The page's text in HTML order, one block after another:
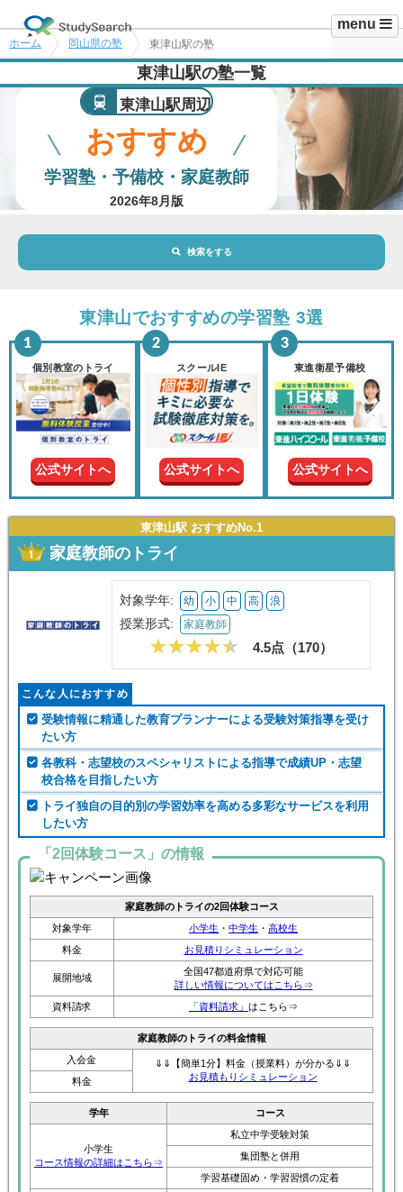
menu
ホーム 岡山県の塾 東津山駅の塾
東津山駅の塾一覧
東津山駅周辺
おすすめ
学習塾・予備校・家庭教師
2026年8月版
検索をする
地域・駅 東津山駅
選択されていません
市区町村 選択されていません 変更
現在の
学年
授業形
式
この条件で絞り込む
東津山でおすすめの学習塾 3選
個別教室のトライ
公式サイトへ
スクールIE
公式サイトへ
東進衛星予備校
公式サイトへ
東津山駅 おすすめNo.1
家庭教師のトライ
対象学年: 幼 小 中 高 浪
授業形式: 家庭教師
4.5点（170）
こんな人におすすめ
受験情報に精通した教育プランナーによる受験対策指導を受け
たい方
各教科・志望校のスペシャリストによる指導で成績UP・志望
校合格を目指したい方
トライ独自の目的別の学習効率を高める多彩なサービスを利用
したい方
「2回体験コース」の情報
家庭教師のトライの2回体験コース
対象学年
小学生 ・ 中学生 ・ 高校生
料金
お見積りシミュレーション
展開地域
全国47都道府県で対応可能
詳しい情報についてはこちら⇒
資料請求
「資料請求」 はこちら⇒
家庭教師のトライの料金情報
入会金
⇓⇓【簡単1分】料金（授業料）が分かる⇓⇓
お見積もりシミュレーション
料金
学年 コース
小学生
コース情報の詳細はこちら⇒
私立中学受験対策
集団塾と併用
学習基礎固め・学習習慣の定着